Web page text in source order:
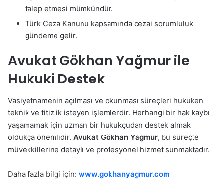
talep etmesi mümkündür.
Türk Ceza Kanunu kapsamında cezai sorumluluk
gündeme gelir.
Avukat Gökhan Yağmur ile
Hukuki Destek
Vasiyetnamenin açılması ve okunması süreçleri hukuken
teknik ve titizlik isteyen işlemlerdir. Herhangi bir hak kaybı
yaşamamak için uzman bir hukukçudan destek almak
oldukça önemlidir. Avukat Gökhan Yağmur, bu süreçte
müvekkillerine detaylı ve profesyonel hizmet sunmaktadır.
Daha fazla bilgi için: www.gokhanyagmur.com